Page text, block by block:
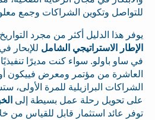
للتواصل وتكوين الشراكات وجمع
يوفر هذا الدليل أكثر من مجرد
الإطار الاستراتيجي الشامل للإبحار
في ساو باولو. سواء كنت مديرًا
العاشرة من مؤتمر ومعرض فييكون
الشراكات البرازيلية للمرة الأولى،
على تحويل رحلة عمل بسيطة إلى
توفر عائد استثمار قابل للقياس من